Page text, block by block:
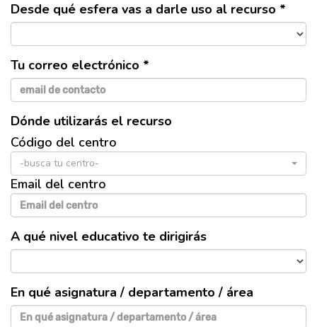
Desde qué esfera vas a darle uso al recurso *
Tu correo electrónico *
Dónde utilizarás el recurso
Código del centro
-busca tu centro-
Email del centro
A qué nivel educativo te dirigirás
En qué asignatura / departamento / área